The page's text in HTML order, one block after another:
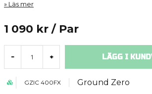
Läs mer
1 090 kr / Par
- + LÄGG I
GZIC 400FX Ground Zero